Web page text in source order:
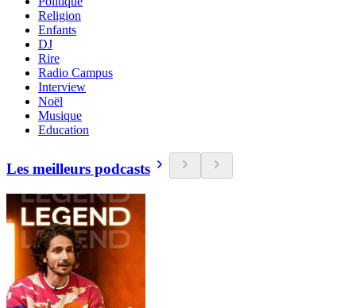
Religion
Enfants
DJ
Rire
Radio Campus
Interview
Noël
Musique
Education
Les meilleurs podcasts